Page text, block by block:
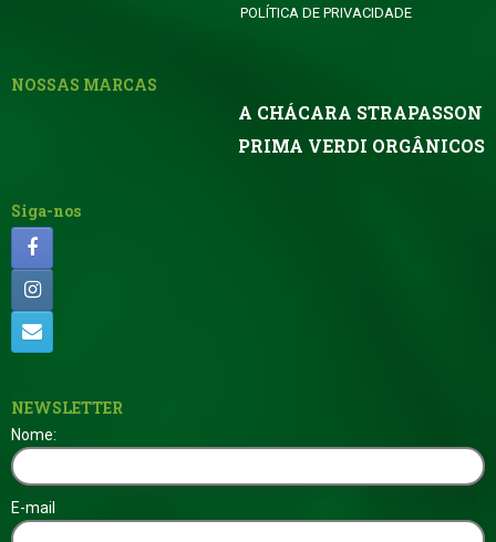
POLÍTICA DE PRIVACIDADE
NOSSAS MARCAS
A CHÁCARA STRAPASSON
PRIMA VERDI ORGÂNICOS
Siga-nos
NEWSLETTER
Nome:
E-mail